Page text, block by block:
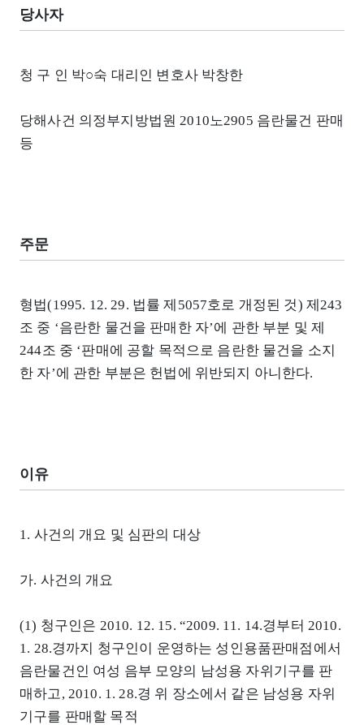
당사자
청 구 인 박○숙 대리인 변호사 박창한
당해사건 의정부지방법원 2010노2905 음란물건 판매
등
주문
형법(1995. 12. 29. 법률 제5057호로 개정된 것) 제243
조 중 ‘음란한 물건을 판매한 자’에 관한 부분 및 제
244조 중 ‘판매에 공할 목적으로 음란한 물건을 소지
한 자’에 관한 부분은 헌법에 위반되지 아니한다.
이유
1. 사건의 개요 및 심판의 대상
가. 사건의 개요
(1) 청구인은 2010. 12. 15. “2009. 11. 14.경부터 2010.
1. 28.경까지 청구인이 운영하는 성인용품판매점에서
음란물건인 여성 음부 모양의 남성용 자위기구를 판
매하고, 2010. 1. 28.경 위 장소에서 같은 남성용 자위
기구를 판매할 목적